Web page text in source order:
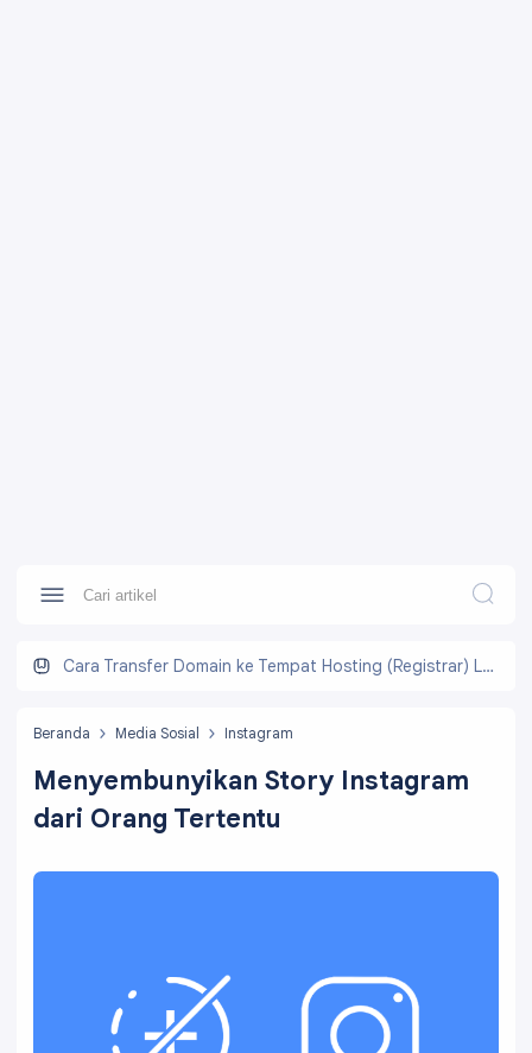
Cara Transfer Domain ke Tempat Hosting (Registrar) Lain
Beranda Media Sosial Instagram
Menyembunyikan Story Instagram
dari Orang Tertentu